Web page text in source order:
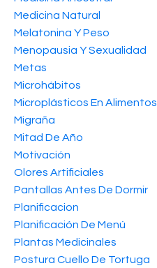
Medicina Natural
Melatonina Y Peso
Menopausia Y Sexualidad
Metas
Microhábitos
Microplásticos En Alimentos
Migraña
Mitad De Año
Motivación
Olores Artificiales
Pantallas Antes De Dormir
Planificacion
Planificación De Menú
Plantas Medicinales
Postura Cuello De Tortuga